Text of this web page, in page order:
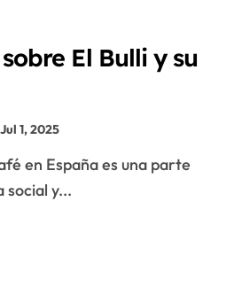
El Bulli y su
Jul 1, 2025
social y...